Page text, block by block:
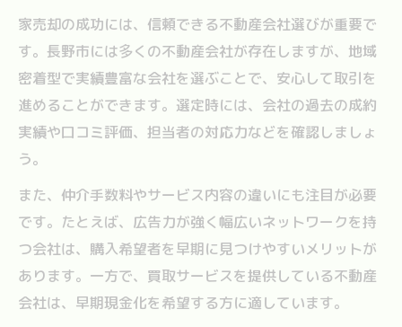
家売却の成功には、信頼できる不動産会社選びが重要で
す。長野市には多くの不動産会社が存在しますが、地域
密着型で実績豊富な会社を選ぶことで、安心して取引を
進めることができます。選定時には、会社の過去の成約
実績や口コミ評価、担当者の対応力などを確認しましょ
う。
また、仲介手数料やサービス内容の違いにも注目が必要
です。たとえば、広告力が強く幅広いネットワークを持
つ会社は、購入希望者を早期に見つけやすいメリットが
あります。一方で、買取サービスを提供している不動産
会社は、早期現金化を希望する方に適しています。